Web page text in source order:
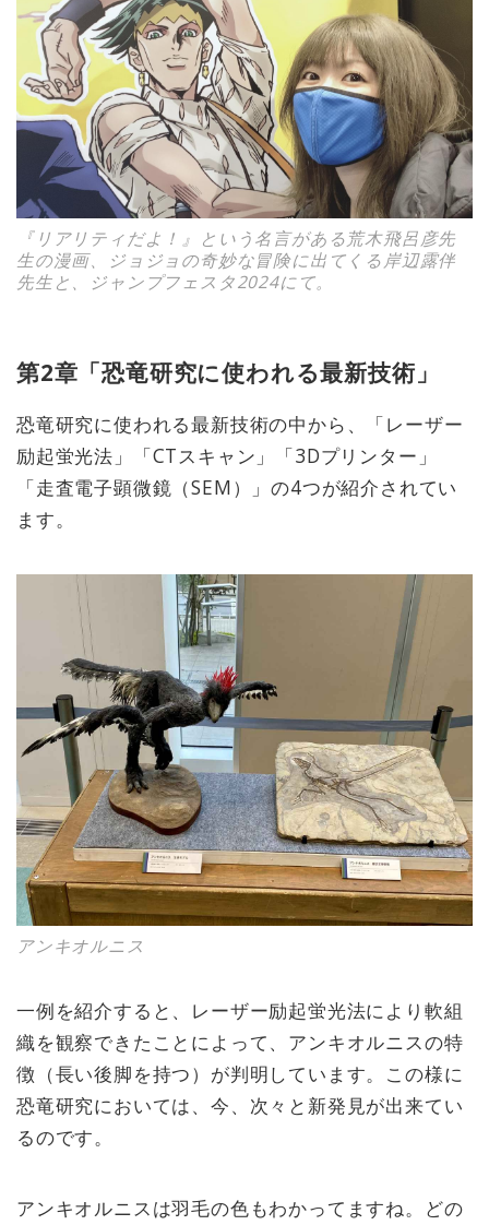
『リアリティだよ！』という名言がある荒木飛呂彦先
生の漫画、ジョジョの奇妙な冒険に出てくる岸辺露伴
先生と、ジャンプフェスタ2024にて。
第2章「恐竜研究に使われる最新技術」
恐竜研究に使われる最新技術の中から、「レーザー
励起蛍光法」「CTスキャン」「3Dプリンター」
「走査電子顕微鏡（SEM）」の4つが紹介されてい
ます。
アンキオルニス
一例を紹介すると、レーザー励起蛍光法により軟組
織を観察できたことによって、アンキオルニスの特
徴（長い後脚を持つ）が判明しています。この様に
恐竜研究においては、今、次々と新発見が出来てい
るのです。
アンキオルニスは羽毛の色もわかってますね。どの